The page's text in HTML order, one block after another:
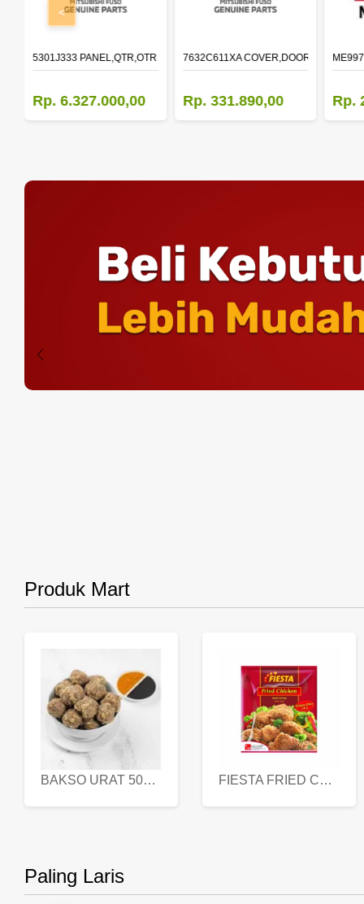
5301J333 PANEL,QTR,OTR LH
Rp. 6.327.000,00
7632C611XA COVER,DOOR
Rp. 331.890,00 Rp.
<
Produk Mart
BAKSO URAT 500 GR FIESTA FRIED CHICKEN 500 GR
Paling Laris